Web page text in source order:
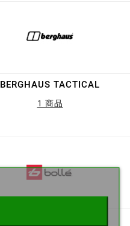
BERGHAUS TACTICAL
1 商品
×